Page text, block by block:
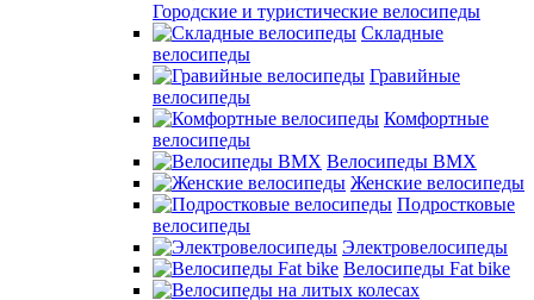
Городские и туристические велосипеды
Складные
велосипеды
Гравийные
велосипеды
Комфортные
велосипеды
Велосипеды BMX
Женские велосипеды
Подростковые
велосипеды
Электровелосипеды
Велосипеды Fat bike